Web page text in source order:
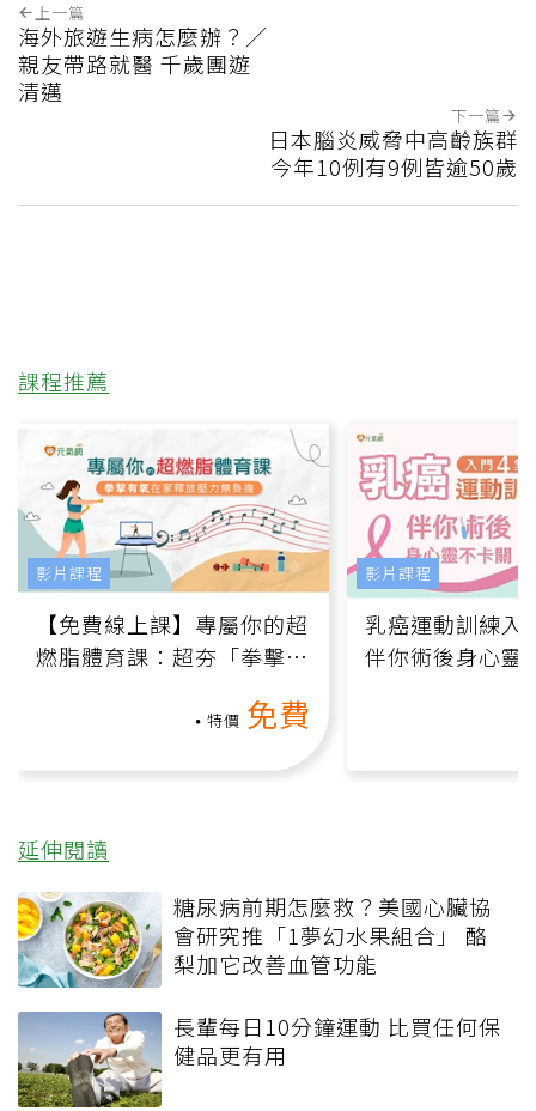
上一篇
海外旅遊生病怎麼辦？／
親友帶路就醫 千歲團遊
清邁
下一篇
日本腦炎威脅中高齡族群
今年10例有9例皆逾50歲
課程推薦
【免費線上課】專屬你的超
燃脂體育課：超夯「拳擊有
特價 免費
影片課程
乳癌運動訓練入
伴你術後身心靈
影片課程
延伸閱讀
糖尿病前期怎麼救？美國心臟協
會研究推「1夢幻水果組合」 酪
梨加它改善血管功能
長輩每日10分鐘運動 比買任何保
健品更有用